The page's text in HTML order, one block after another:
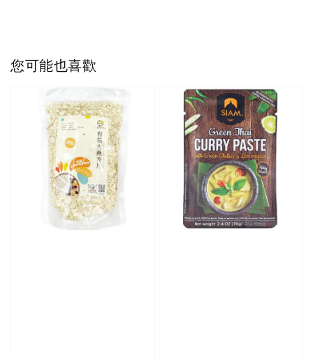
您可能也喜歡